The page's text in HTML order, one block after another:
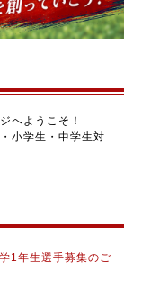
へようこそ！
小学生・中学生対
1年生選手募集のご